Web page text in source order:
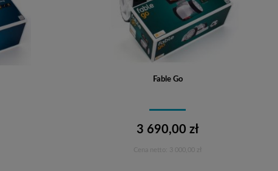
Fable Go
3 690,00 zł
3 000,00 zł